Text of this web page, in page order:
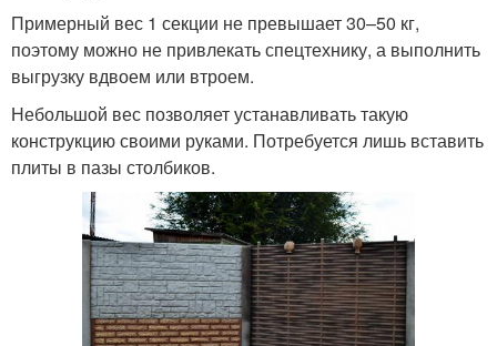
Примерный вес 1 секции не превышает 30–50 кг,
поэтому можно не привлекать спецтехнику, а выполнить
выгрузку вдвоем или втроем.
Небольшой вес позволяет устанавливать такую
конструкцию своими руками. Потребуется лишь вставить
плиты в пазы столбиков.